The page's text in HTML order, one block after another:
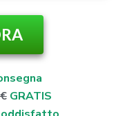
GRATIS